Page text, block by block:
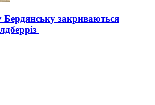
закриваються